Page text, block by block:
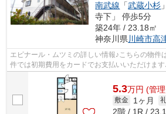
南武線 「武蔵小杉
寺下」 停歩5分
築24年 / 23.18㎡
神奈川県川崎市高
エピナール・ムツミの詳しい情報♪こちらの物件
件では初期費用をカードでお支払いいただけま
用できます♪東急田園都市線鷺沼周辺の...
5.3万円 (管
敷金 1ヶ月
2階 / 1R /